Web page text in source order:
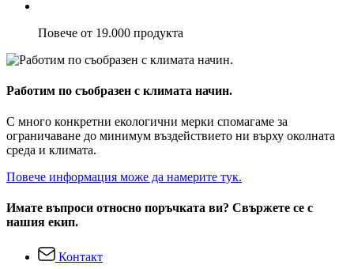
Повече от 19.000 продукта
Работим по съобразен с климата начин.
С много конкретни екологични мерки спомагаме за
ограничаване до минимум въздействието ни върху околната
среда и климата.
Повече информация може да намерите тук.
Имате въпроси относно поръчката ви? Свържете се с
нашия екип.
Контакт